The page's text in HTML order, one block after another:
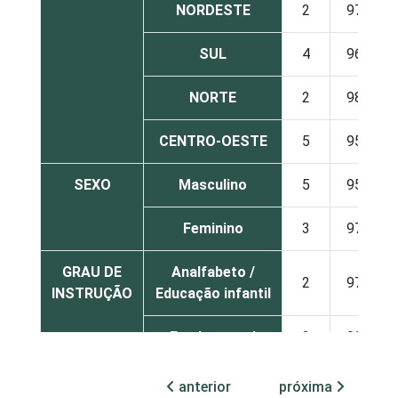
NORDESTE 2 97
SUL 4 96
NORTE 2 98
CENTRO-OESTE 5 95
SEXO Masculino 5 95
Feminino 3 97
GRAU DE
INSTRUÇÃO
Analfabeto /
Educação infantil
2 97
Fundamental 2 98
Médio 4
anterior próxima